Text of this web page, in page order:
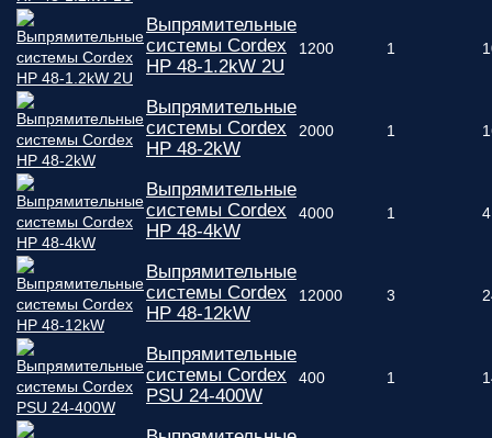
Выпрямительные
системы Cordex
HP 48-1.2kW 2U
1200 1
Выпрямительные
системы Cordex
HP 48-2kW
2000 1
Выпрямительные
системы Cordex
HP 48-4kW
4000 1
Выпрямительные
системы Cordex
HP 48-12kW
12000 3
Выпрямительные
системы Cordex
PSU 24-400W
400 1
Выберите
необходимое
количество
фаз:
Однофазные
(220В)
(380В)
Далее >><<
Назад